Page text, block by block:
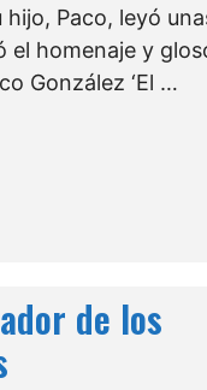
hijo, Paco, leyó
el homenaje y
González ‘El …
de los